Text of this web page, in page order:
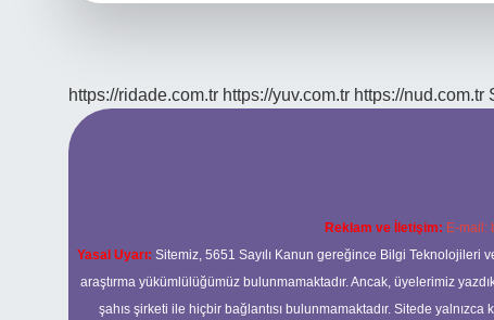
https://ridade.com.tr https://yuv.com.tr https://nud.com.tr
Reklam ve İletişim: E-mail:
Yasal Uyarı: Sitemiz, 5651 Sayılı Kanun gereğince Bilgi Teknolojileri
araştırma yükümlülüğümüz bulunmamaktadır. Ancak, üyelerimiz
şahıs şirketi ile hiçbir bağlantısı bulunmamaktadır. Sitede